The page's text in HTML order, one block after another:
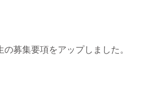
募集要項をアップしました。